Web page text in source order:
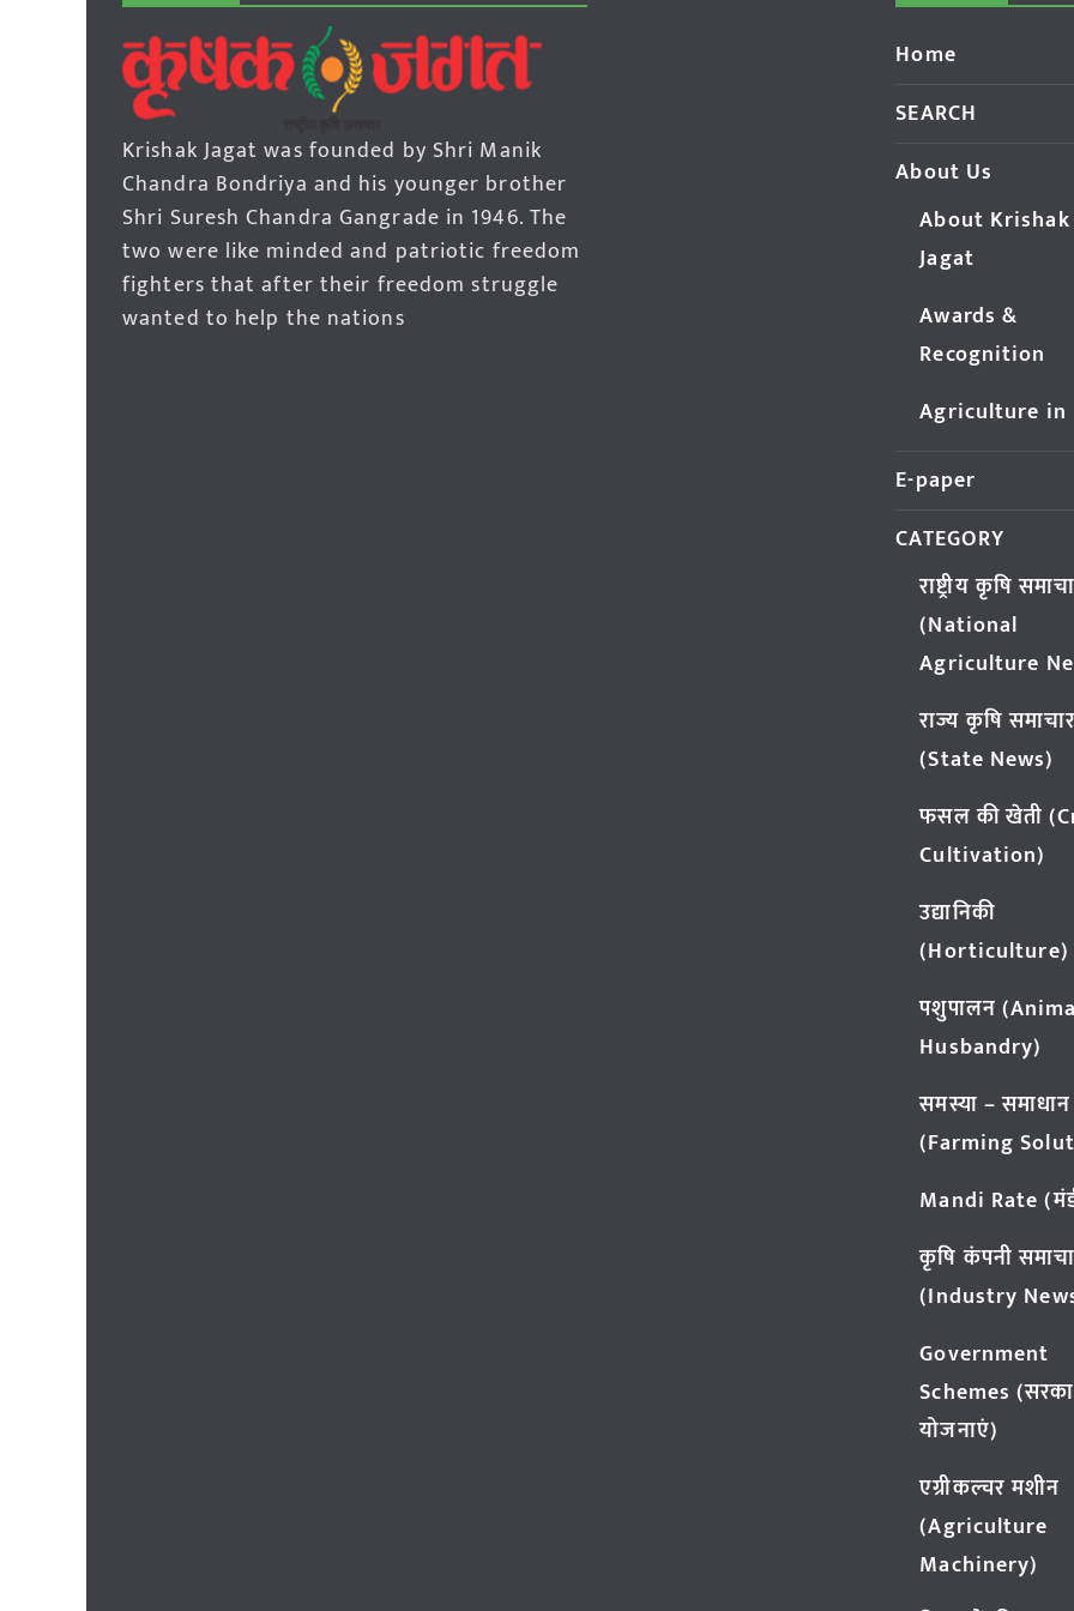
Krishak Jagat was founded by Shri Manik
Chandra Bondriya and his younger brother
Shri Suresh Chandra Gangrade in 1946. The
two were like minded and patriotic freedom
fighters that after their freedom struggle
wanted to help the nations
Home
SEARCH
About Us
About Krishak
Jagat
Awards &
Recognition
Agriculture in
E-paper
CATEGORY
राष्ट्रीय कृषि
(National
Agriculture
राज्य कृषि समाचार
(State News)
फसल की खेती
Cultivation)
उद्यानिकी
(Horticulture)
पशुपालन
Husbandry)
समस्या – समाधान
(Farming
Mandi Rate
कृषि कंपनी
(Industry
Government
Schemes
योजनाएं)
एग्रीकल्चर मशीन
(Agriculture
Machinery)